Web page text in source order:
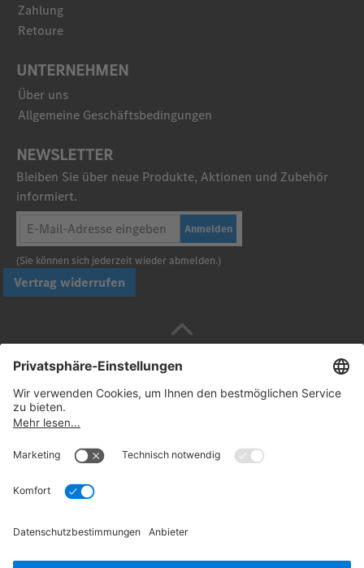
Zahlung
Retoure
UNTERNEHMEN
Über uns
Allgemeine Geschäftsbedingungen
NEWSLETTER
Bleiben Sie über neue Produkte, Aktionen und Zubehör
informiert.
Anmelden
(Sie können sich jederzeit wieder abmelden.)
Vertrag widerrufen
Sicher bezahlen mit
© 2026. Daimler Truck AG. Alle Rechte vorbehalten